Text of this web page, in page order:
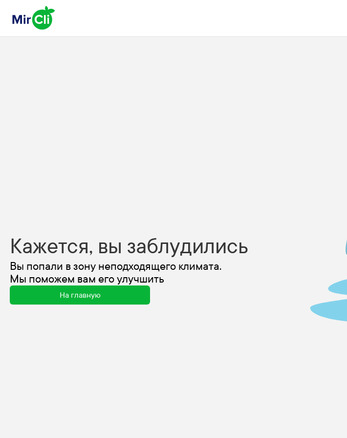
Кажется, вы заблудились
Вы попали в зону неподходящего климата.
Мы поможем вам его улучшить
На главную